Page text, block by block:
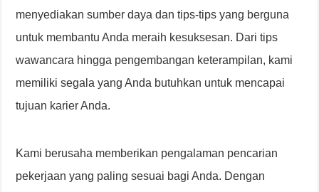
menyediakan sumber daya dan tips-tips yang berguna
untuk membantu Anda meraih kesuksesan. Dari tips
wawancara hingga pengembangan keterampilan, kami
memiliki segala yang Anda butuhkan untuk mencapai
tujuan karier Anda.
Kami berusaha memberikan pengalaman pencarian
pekerjaan yang paling sesuai bagi Anda. Dengan